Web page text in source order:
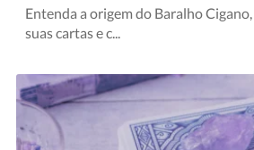
Entenda a origem do Baralho
suas cartas e c...